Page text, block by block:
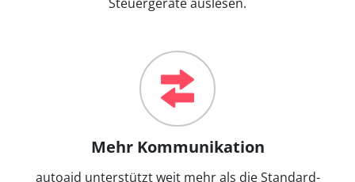
Mehr Kommunikation
autoaid unterstützt weit mehr als die Standard-